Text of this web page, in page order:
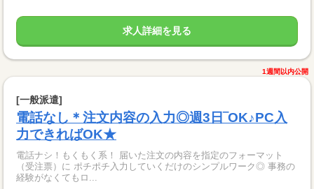
求人詳細を見る
1週間以内公開
[一般派遣]
電話なし＊注文内容の入力◎週3日‾OK♪PC入
力できればOK★
電話ナシ！もくもく系！ 届いた注文の内容を指定のフォーマット
（受注票）に ポチポチ入力していくだけのシンプルワーク◎ 事務の
経験がなくてもロ...